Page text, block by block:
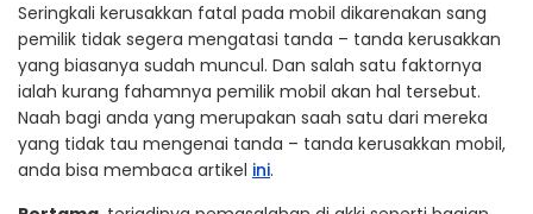
Seringkali kerusakkan fatal pada mobil dikarenakan sang
pemilik tidak segera mengatasi tanda – tanda kerusakkan
yang biasanya sudah muncul. Dan salah satu faktornya
ialah kurang fahamnya pemilik mobil akan hal tersebut.
Naah bagi anda yang merupakan saah satu dari mereka
yang tidak tau mengenai tanda – tanda kerusakkan mobil,
anda bisa membaca artikel ini.